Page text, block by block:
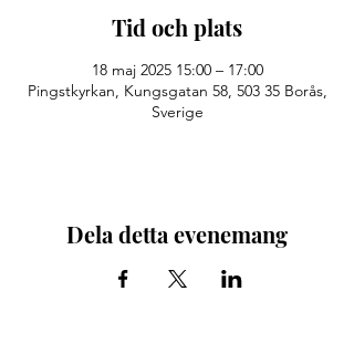
Tid och plats
18 maj 2025 15:00 – 17:00
Pingstkyrkan, Kungsgatan 58, 503 35 Borås,
Sverige
Dela detta evenemang